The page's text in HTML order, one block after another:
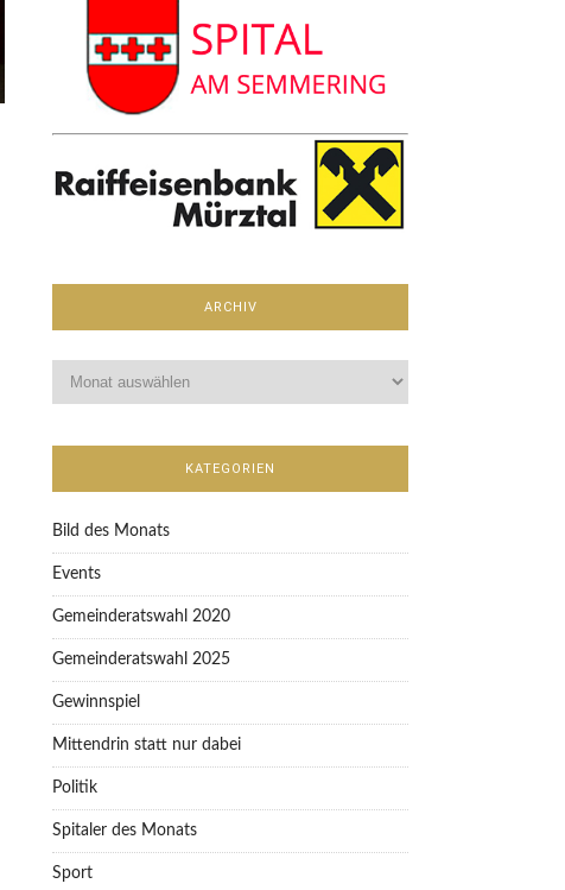
ARCHIV
KATEGORIEN
Bild des Monats
Events
Gemeinderatswahl 2020
Gemeinderatswahl 2025
Gewinnspiel
Mittendrin statt nur dabei
Politik
Spitaler des Monats
Sport